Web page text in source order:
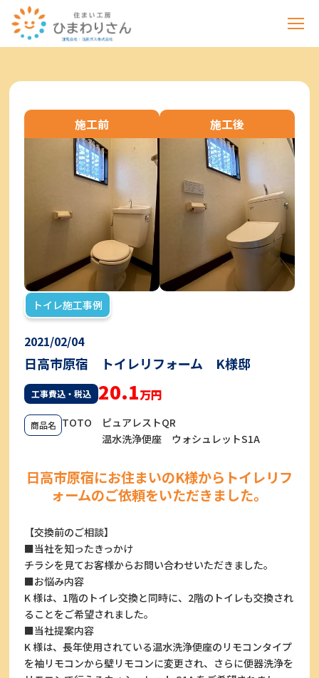
施工前 施工後
トイレ施工事例
2021/02/04
日高市原宿 トイレリフォーム K様邸
工事費込・税込 20.1万円
商品名 TOTO ピュアレストQR
温水洗浄便座 ウォシュレットS1A
日高市原宿にお住まいのK様からトイレリフ
ォームのご依頼をいただきました。
【交換前のご相談】
■当社を知ったきっかけ
チラシを見てお客様からお問い合わせいただきました。
■お悩み内容
K 様は、1階のトイレ交換と同時に、2階のトイレも交換され
ることをご希望されました。
■当社提案内容
K 様は、長年使用されている温水洗浄便座のリモコンタイプ
を袖リモコンから壁リモコンに変更され、さらに便器洗浄を